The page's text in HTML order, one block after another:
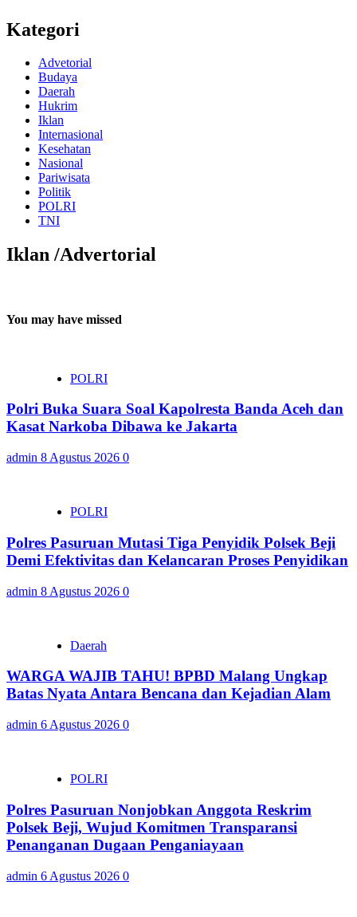
Kategori
Advetorial
Budaya
Daerah
Hukrim
Iklan
Internasional
Kesehatan
Nasional
Pariwisata
Politik
POLRI
TNI
Iklan /Advertorial
You may have missed
POLRI
Polri Buka Suara Soal Kapolresta Banda Aceh dan
Kasat Narkoba Dibawa ke Jakarta
admin 8 Agustus 2026 0
POLRI
Polres Pasuruan Mutasi Tiga Penyidik Polsek Beji
Demi Efektivitas dan Kelancaran Proses Penyidikan
admin 8 Agustus 2026 0
Daerah
WARGA WAJIB TAHU! BPBD Malang Ungkap
Batas Nyata Antara Bencana dan Kejadian Alam
admin 6 Agustus 2026 0
POLRI
Polres Pasuruan Nonjobkan Anggota Reskrim
Polsek Beji, Wujud Komitmen Transparansi
Penanganan Dugaan Penganiayaan
admin 6 Agustus 2026 0